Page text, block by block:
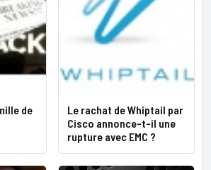
de
Le rachat de Whiptail par
Cisco annonce-t-il une
rupture avec EMC ?